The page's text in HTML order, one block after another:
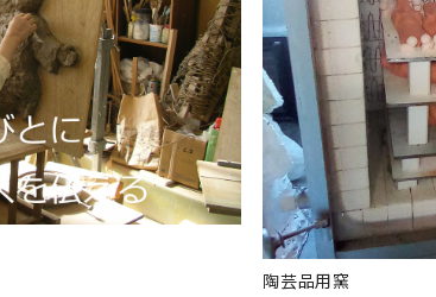
陶芸品用窯